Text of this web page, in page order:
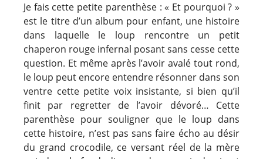
Je fais cette petite parenthèse : « Et pourquoi ? »
est le titre d’un album pour enfant, une histoire
dans laquelle le loup rencontre un petit
chaperon rouge infernal posant sans cesse cette
question. Et même après l’avoir avalé tout rond,
le loup peut encore entendre résonner dans son
ventre cette petite voix insistante, si bien qu’il
finit par regretter de l’avoir dévoré… Cette
parenthèse pour souligner que le loup dans
cette histoire, n’est pas sans faire écho au désir
du grand crocodile, ce versant réel de la mère